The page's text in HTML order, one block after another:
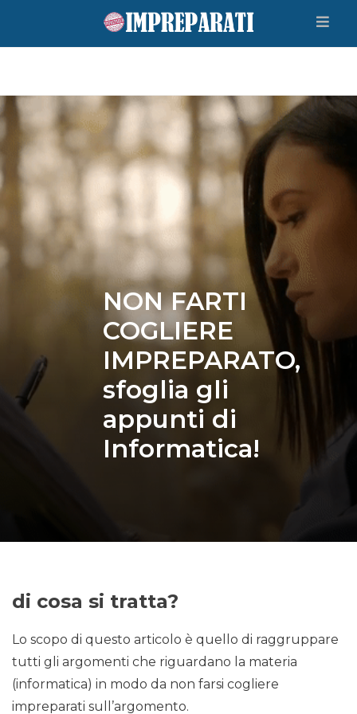
NON FARTI
COGLIERE
IMPREPARATO,
sfoglia gli
appunti di
Informatica!
di cosa si tratta?
Lo scopo di questo articolo è quello di raggruppare
tutti gli argomenti che riguardano la materia
(informatica) in modo da non farsi cogliere
impreparati sull’argomento.